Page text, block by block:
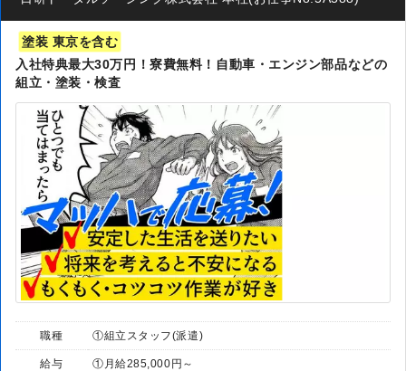
塗装 東京を含む
入社特典最大30万円！寮費無料！自動車・エンジン部品などの
組立・塗装・検査
職種 ①組立スタッフ(派遣)
給与 ①月給285,000円～